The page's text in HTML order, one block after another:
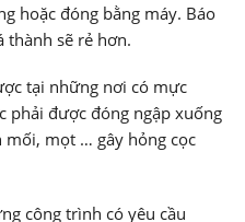
hoặc đóng bằng máy. Báo
thành sẽ rẻ hơn.
tại những nơi có mực
phải được đóng ngập xuống
mọt … gây hỏng cọc
công trình có yêu cầu